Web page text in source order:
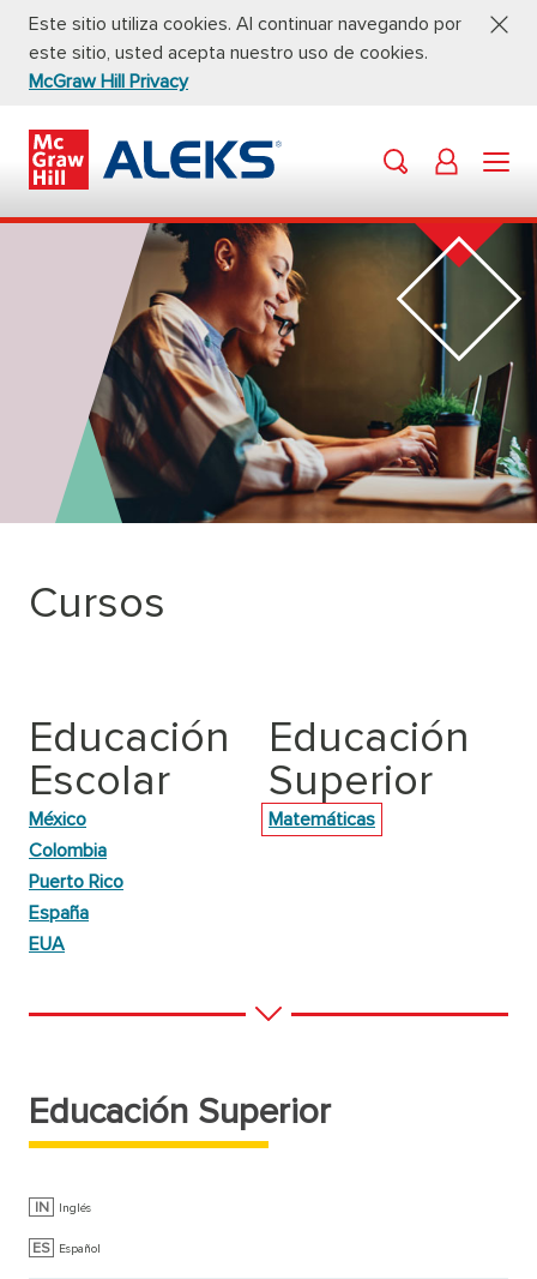
Este sitio utiliza cookies. Al continuar navegando por
este sitio, usted acepta nuestro uso de cookies.
McGraw Hill Privacy
Cursos
Educación
Escolar
México
Colombia
Puerto Rico
España
EUA
Educación
Superior
Matemáticas
Educación Superior
IN Inglés
ES Español